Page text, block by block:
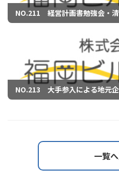
NO.211 経営計画書勉強会・
NO.213 大手参入による地元
一覧